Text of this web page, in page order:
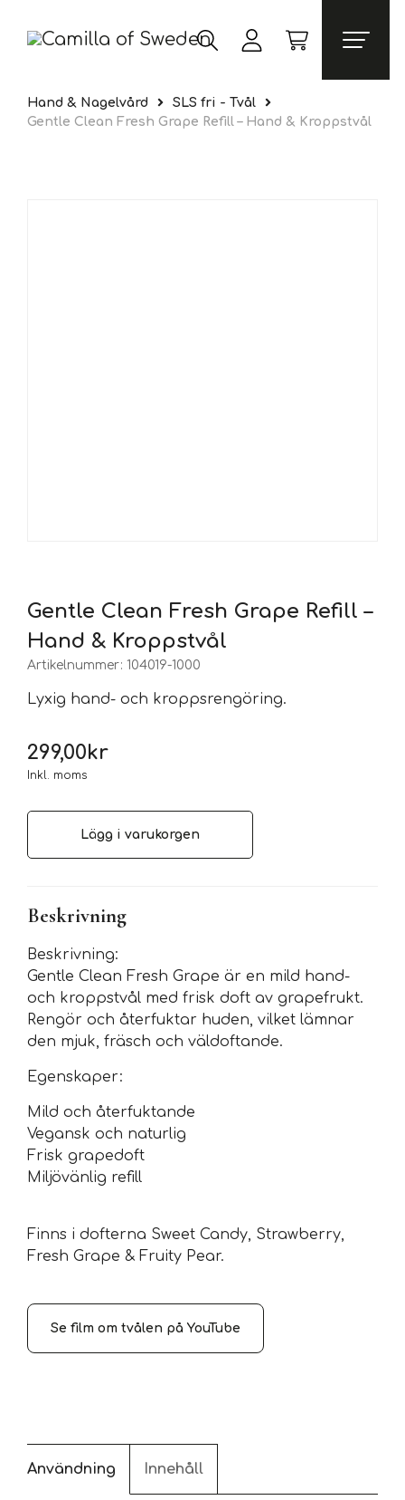
Hand & Nagelvård
SLS fri - Tvål
Gentle Clean Fresh Grape Refill – Hand & Kroppstvål
Gentle Clean Fresh Grape Refill –
Hand & Kroppstvål
Artikelnummer: 104019-1000
Lyxig hand- och kroppsrengöring.
299,00kr
Inkl. moms
Lägg i varukorgen
Beskrivning
Beskrivning:
Gentle Clean Fresh Grape är en mild hand-
och kroppstvål med frisk doft av grapefrukt.
Rengör och återfuktar huden, vilket lämnar
den mjuk, fräsch och väldoftande.
Egenskaper:
Mild och återfuktande
Vegansk och naturlig
Frisk grapedoft
Miljövänlig refill
Finns i dofterna Sweet Candy, Strawberry,
Fresh Grape & Fruity Pear.
Se film om tvålen på YouTube
Användning Innehåll